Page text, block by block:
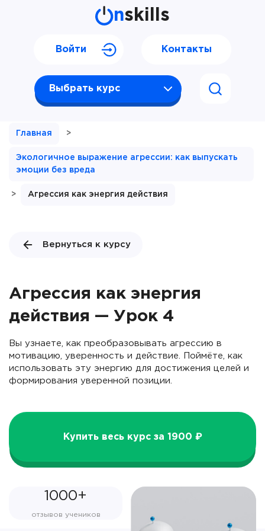
nskills
Выбрать курс
Войти Контакты
Главная >
Экологичное выражение агрессии: как выпускать
эмоции без вреда
> Агрессия как энергия действия
Вернуться к курсу
Агрессия как энергия
действия — Урок 4
Вы узнаете, как преобразовывать агрессию в
мотивацию, уверенность и действие. Поймёте, как
использовать эту энергию для достижения целей и
формирования уверенной позиции.
Купить весь курс за 1900 ₽
1000+
отзывов учеников